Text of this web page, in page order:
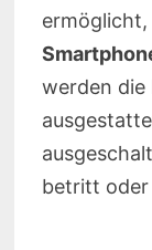
ermöglicht,
werden die
betritt oder